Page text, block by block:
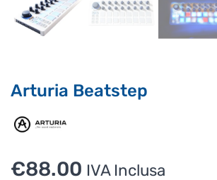
Arturia Beatstep
€88.00 IVA Inclusa
assicurati di indicarne il nome completo